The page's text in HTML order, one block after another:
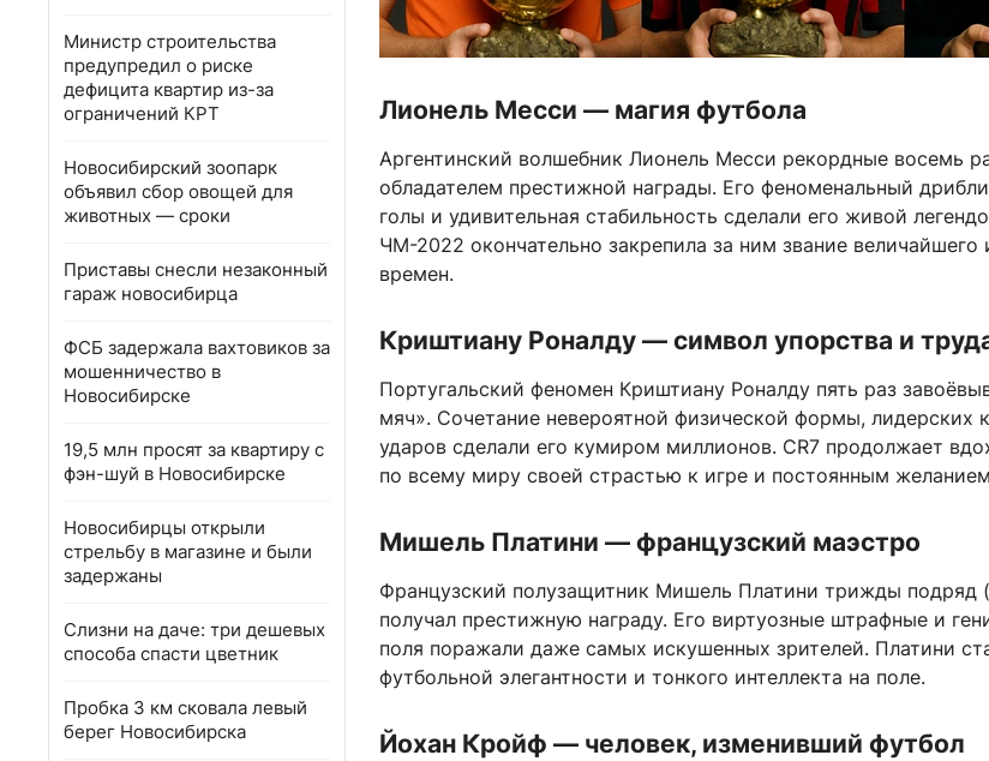
Министр строительства
предупредил о риске
дефицита квартир из-за
ограничений КРТ
Новосибирский зоопарк
объявил сбор овощей для
животных — сроки
Приставы снесли незаконный
гараж новосибирца
ФСБ задержала вахтовиков за
мошенничество в
Новосибирске
19,5 млн просят за квартиру с
фэн-шуй в Новосибирске
Новосибирцы открыли
стрельбу в магазине и были
задержаны
Слизни на даче: три дешевых
способа спасти цветник
Пробка 3 км сковала левый
берег Новосибирска
Лионель Месси — магия футбола
Аргентинский волшебник Лионель Месси рекордные восемь
обладателем престижной награды. Его феноменальный
голы и удивительная стабильность сделали его живой
ЧМ-2022 окончательно закрепила за ним звание величайшего
времен.
Криштиану Роналду — символ упорства и
Португальский феномен Криштиану Роналду пять раз
мяч». Сочетание невероятной физической формы, лидерских
ударов сделали его кумиром миллионов. CR7 продолжает
по всему миру своей страстью к игре и постоянным
Мишель Платини — французский маэстро
Французский полузащитник Мишель Платини трижды подряд
получал престижную награду. Его виртуозные штрафные и
поля поражали даже самых искушенных зрителей. Платини
футбольной элегантности и тонкого интеллекта на поле.
Йохан Кройф — человек, изменивший футбол